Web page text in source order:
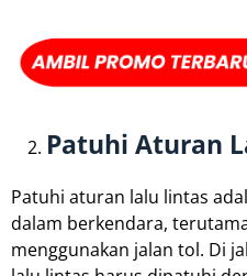
Patuhi Aturan
Patuhi aturan lalu lintas
dalam berkendara,
menggunakan jalan tol. Di